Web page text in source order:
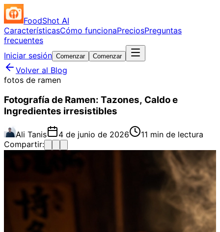
FoodShot AI
CaracterísticasCómo funcionaPreciosPreguntas
frecuentes
Iniciar sesión Comenzar Comenzar
Volver al Blog
fotos de ramen
Fotografía de Ramen: Tazones, Caldo e
Ingredientes irresistibles
Ali Tanis 4 de junio de 2026
11 min de lectura
Compartir: